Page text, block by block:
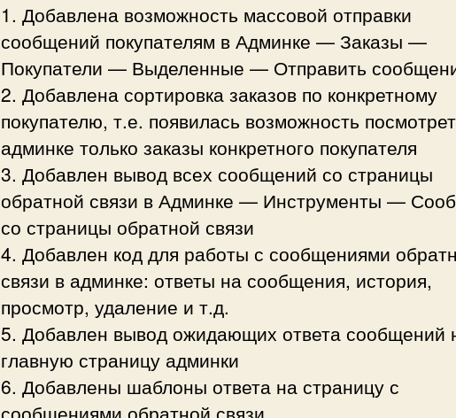
1. Добавлена возможность массовой отправки
сообщений покупателям в Админке — Заказы —
Покупатели — Выделенные — Отправить
2. Добавлена сортировка заказов по конкретному
покупателю, т.е. появилась возможность
админке только заказы конкретного покупателя
3. Добавлен вывод всех сообщений со страницы
обратной связи в Админке — Инструменты —
со страницы обратной связи
4. Добавлен код для работы с сообщениями
связи в админке: ответы на сообщения, история,
просмотр, удаление и т.д.
5. Добавлен вывод ожидающих ответа сообщений
главную страницу админки
6. Добавлены шаблоны ответа на страницу с